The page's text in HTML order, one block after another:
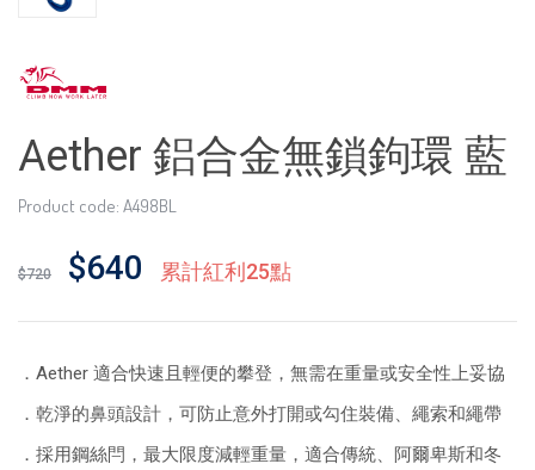
Aether 鋁合金無鎖鉤環 藍
Product code: A498BL
$720 $640 累計紅利25點
．Aether 適合快速且輕便的攀登，無需在重量或安全性上妥協
．乾淨的鼻頭設計，可防止意外打開或勾住裝備、繩索和繩帶
．採用鋼絲閂，最大限度減輕重量，適合傳統、阿爾卑斯和冬